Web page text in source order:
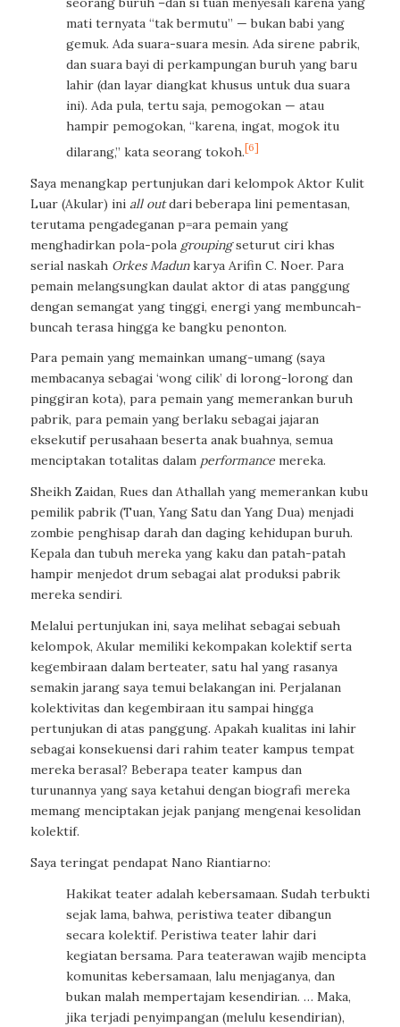
mati ternyata “tak bermutu” — bukan babi yang
gemuk. Ada suara-suara mesin. Ada sirene pabrik,
dan suara bayi di perkampungan buruh yang baru
lahir (dan layar diangkat khusus untuk dua suara
ini). Ada pula, tertu saja, pemogokan — atau
hampir pemogokan, “karena, ingat, mogok itu
dilarang,” kata seorang tokoh.[6]
Saya menangkap pertunjukan dari kelompok Aktor Kulit
Luar (Akular) ini all outdari beberapa lini pementasan,
terutama pengadeganan p=ara pemain yang
menghadirkan pola-pola groupingseturut ciri khas
serial naskah Orkes Madunkarya Arifin C. Noer. Para
pemain melangsungkan daulat aktor di atas panggung
dengan semangat yang tinggi, energi yang membuncah-
buncah terasa hingga ke bangku penonton.
Para pemain yang memainkan umang-umang (saya
membacanya sebagai ‘wong cilik’ di lorong-lorong dan
pinggiran kota), para pemain yang memerankan buruh
pabrik, para pemain yang berlaku sebagai jajaran
eksekutif perusahaan beserta anak buahnya, semua
menciptakan totalitas dalam performancemereka.
Sheikh Zaidan, Rues dan Athallah yang memerankan kubu
pemilik pabrik (Tuan, Yang Satu dan Yang Dua) menjadi
zombie penghisap darah dan daging kehidupan buruh.
Kepala dan tubuh mereka yang kaku dan patah-patah
hampir menjedot drum sebagai alat produksi pabrik
mereka sendiri.
Melalui pertunjukan ini, saya melihat sebagai sebuah
kelompok, Akular memiliki kekompakan kolektif serta
kegembiraan dalam berteater, satu hal yang rasanya
semakin jarang saya temui belakangan ini. Perjalanan
kolektivitas dan kegembiraan itu sampai hingga
pertunjukan di atas panggung. Apakah kualitas ini lahir
sebagai konsekuensi dari rahim teater kampus tempat
mereka berasal? Beberapa teater kampus dan
turunannya yang saya ketahui dengan biografi mereka
memang menciptakan jejak panjang mengenai kesolidan
kolektif.
Saya teringat pendapat Nano Riantiarno:
Hakikat teater adalah kebersamaan. Sudah terbukti
sejak lama, bahwa, peristiwa teater dibangun
secara kolektif. Peristiwa teater lahir dari
kegiatan bersama. Para teaterawan wajib mencipta
komunitas kebersamaan, lalu menjaganya, dan
bukan malah mempertajam kesendirian. … Maka,
jika terjadi penyimpangan (melulu kesendirian),